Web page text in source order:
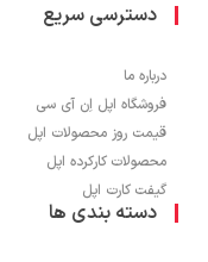
دسترسی سریع
درباره ما
فروشگاه اپل اِن آی سی
قیمت روز محصولات اپل
محصولات کارکرده اپل
گیفت کارت اپل
دسته بندی ها